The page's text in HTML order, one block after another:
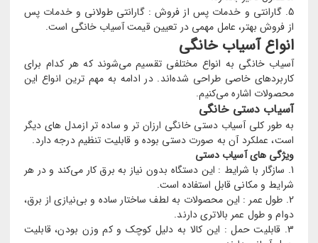
گارانتی و خدمات پس از فروش : گارانتی طولانی و خدمات پس
از فروش بهتر، عامل مهمی در تعیین قیمت آسیاب خانگی است.
انواع آسیاب خانگی
آسیاب‌ خانگی به انواع مختلفی تقسیم می‌شوند که هر کدام برای
کاربردهای خاصی طراحی شده‌اند. در ادامه به مهم‌ ترین انواع این
محصولات اشاره می‌کنیم.
آسیاب دستی خانگی
به طور کلی آسیاب دستی خانگی ارزان‌ تر و ساده ‌تر ازمدل های دیگر
است، عملکرد آن به صورت دستی بوده و قابلیت تنظیم درجه دارد.
ویژگی های آسیاب دستی
سازگار با شرایط : این دستگاه بدون نیاز به برق کار می‌کند و در هر
شرایط و مکانی قابل استفاده است.
طول عمر : این محصولات به لطف ساختار ساده و بی‌نیازی از برق،
دوام و طول عمر بالاتری دارند.
قابلیت حمل : این کالا به دلیل کوچک و کم وزن بودن، قابلیت